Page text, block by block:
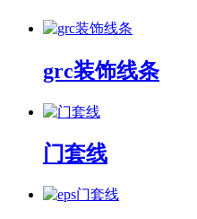
grc装饰线条
门套线